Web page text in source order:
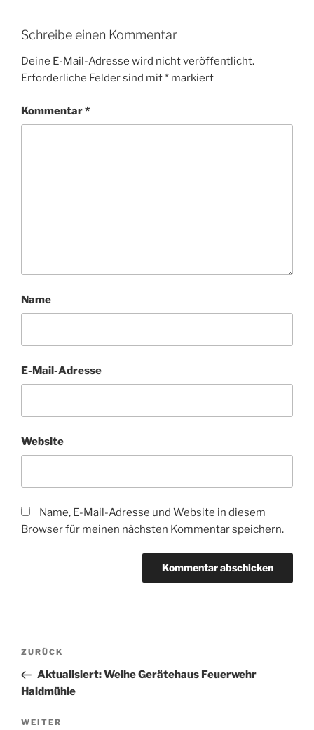
Schreibe einen Kommentar
Deine E-Mail-Adresse wird nicht veröffentlicht.
Erforderliche Felder sind mit* markiert
Kommentar*
Name
E-Mail-Adresse
Website
Name, E-Mail-Adresse und Website in diesem
Browser für meinen nächsten Kommentar speichern.
Beitragsnavigation
Vorheriger
Beitrag
ZURÜCK
Aktualisiert: Weihe Gerätehaus Feuerwehr
Haidmühle
Nächster
WEITER